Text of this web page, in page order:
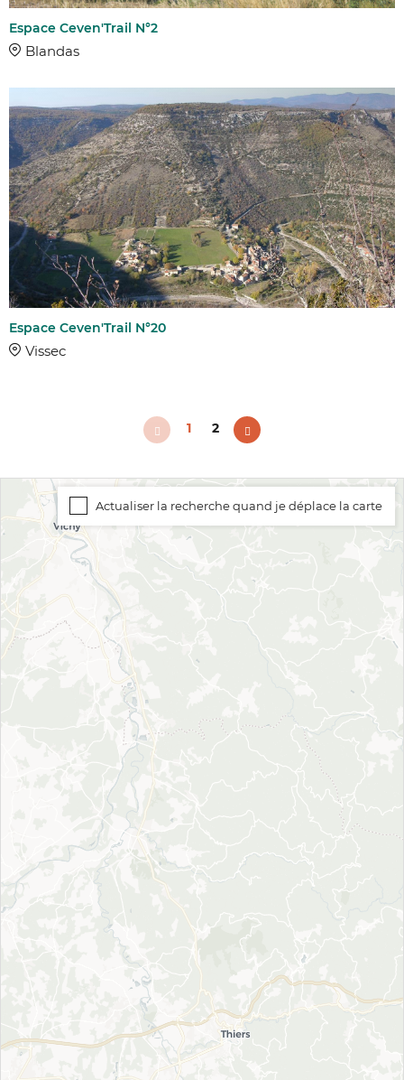
Espace Ceven'Trail N°2
Blandas
Espace Ceven'Trail N°20
Vissec
1 2
Actualiser la recherche quand je déplace la carte